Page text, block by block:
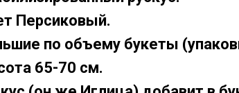
Персиковый.
по объему букеты
65-70 см.